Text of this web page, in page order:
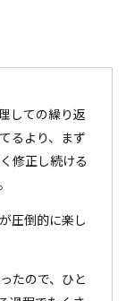
しての繰り返
るより、まず
修正し続ける
圧倒的に楽し
たので、ひと